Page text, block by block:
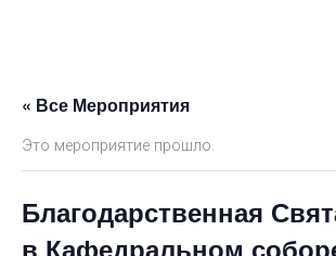
« Все Мероприятия
Это мероприятие прошло.
Благодарственная
в Кафедральном